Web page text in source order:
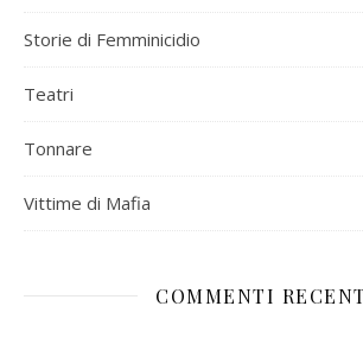
Storie di Femminicidio
Teatri
Tonnare
Vittime di Mafia
COMMENTI